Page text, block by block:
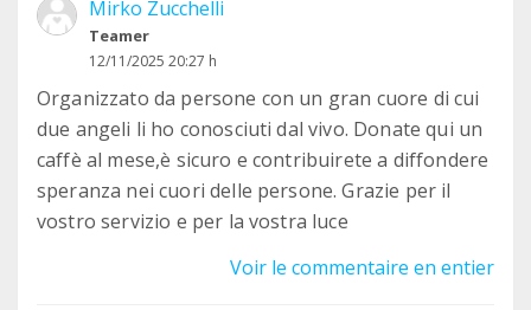
Mirko Zucchelli
Teamer
12/11/2025 20:27 h
Organizzato da persone con un gran cuore di cui
due angeli li ho conosciuti dal vivo. Donate qui un
caffè al mese,è sicuro e contribuirete a diffondere
speranza nei cuori delle persone. Grazie per il
vostro servizio e per la vostra luce
Voir le commentaire en entier